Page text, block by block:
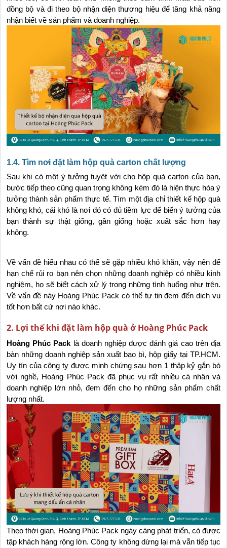
đồng bộ và đi theo bộ nhận diện thương hiệu để tăng khả năng
nhận biết về sản phẩm và doanh nghiệp.
1.4. Tìm nơi đặt làm hộp quà carton chất lượng
Sau khi có một ý tưởng tuyệt vời cho hộp quà carton của bạn,
bước tiếp theo cũng quan trọng không kém đó là hiện thực hóa ý
tưởng thành sản phẩm thực tế. Tìm một địa chỉ thiết kế hộp quà
không khó, cái khó là nơi đó có đủ tiềm lực để biến ý tưởng của
bạn thành sự thật giống, gần giống hoặc xuất sắc hơn hay
không.
Về vấn đề hiểu nhau có thể sẽ gặp nhiều khó khăn, vậy nên để
hạn chế rủi ro bạn nên chọn những doanh nghiệp có nhiều kinh
nghiệm, họ sẽ biết cách xử lý trong những tình huống như trên.
Về vấn đề này Hoàng Phúc Pack có thể tự tin đem đến dịch vụ
tốt hơn bất cứ nơi nào khác.
2. Lợi thế khi đặt làm hộp quà ở Hoàng Phúc Pack
Hoàng Phúc Pack là doanh nghiệp được đánh giá cao trên địa
bàn những doanh nghiệp sản xuất bao bì, hộp giấy tại TP.HCM.
Uy tín của công ty được minh chứng sau hơn 1 thập kỷ gắn bó
với nghề, Hoàng Phúc Pack đã phục vụ rất nhiều cá nhân và
doanh nghiệp lớn nhỏ, đem đến cho họ những sản phẩm chất
lượng nhất.
Theo thời gian, Hoàng Phúc Pack ngày càng phát triển, có được
tập khách hàng rộng lớn. Công ty không dừng lại mà vẫn tiếp tục